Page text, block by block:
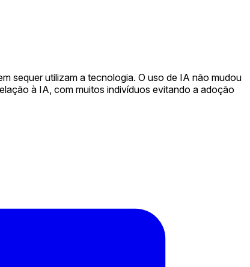
sequer utilizam a tecnologia. O uso de IA não mudou
à IA, com muitos indivíduos evitando a adoção